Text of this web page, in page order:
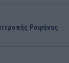
Ραφήνας